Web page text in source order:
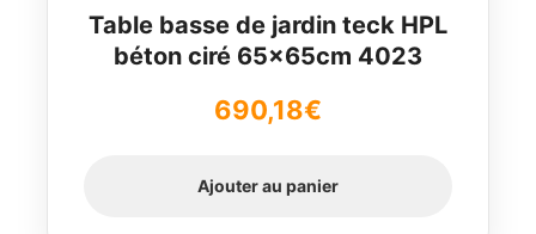
Table basse de jardin teck HPL
béton ciré 65x65cm 4023
690,18€
Ajouter au panier